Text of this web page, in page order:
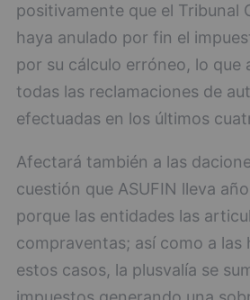
positivamente que el Tribunal
haya anulado por fin el
por su cálculo erróneo, lo que
todas las reclamaciones de
efectuadas en los últimos
Afectará también a las
cuestión que ASUFIN lleva
porque las entidades las
compraventas; así como a las
estos casos, la plusvalía se